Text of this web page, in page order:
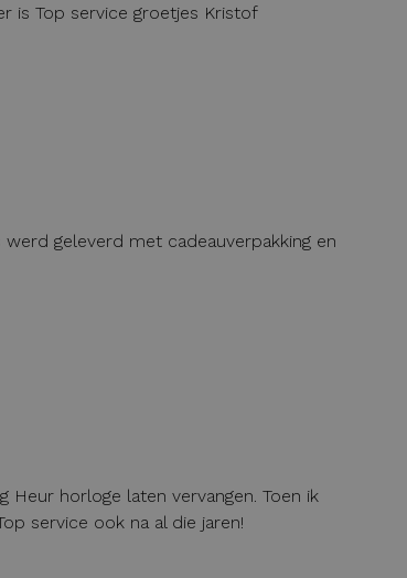
is Top service groetjes Kristof
geleverd met cadeauverpakking en
Heur horloge laten vervangen. Toen ik
service ook na al die jaren!